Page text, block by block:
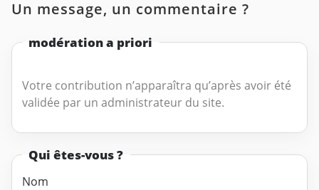
Un message, un commentaire ?
modération a priori
Votre contribution n’apparaîtra qu’après avoir été
validée par un administrateur du site.
Qui êtes-vous ?
Nom